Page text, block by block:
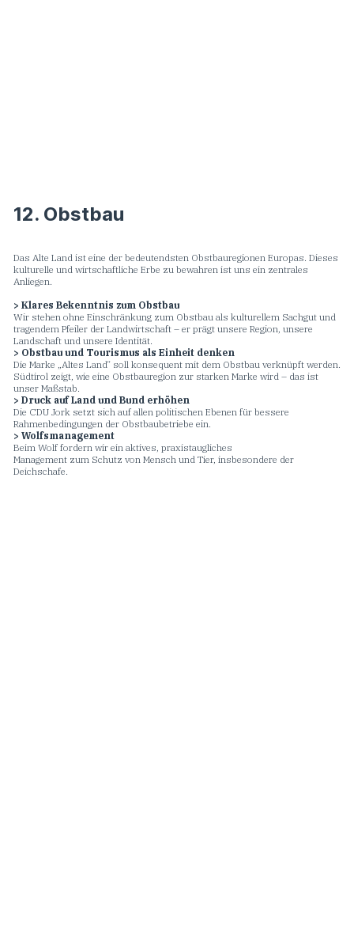
12. Obstbau
Das Alte Land ist eine der bedeutendsten Obstbauregionen Europas. Dieses
kulturelle und wirtschaftliche Erbe zu bewahren ist uns ein zentrales
Anliegen.
> Klares Bekenntnis zum Obstbau
Wir stehen ohne Einschränkung zum Obstbau als kulturellem Sachgut und
tragendem Pfeiler der Landwirtschaft – er prägt unsere Region, unsere
Landschaft und unsere Identität.
> Obstbau und Tourismus als Einheit denken
Die Marke „Altes Land“ soll konsequent mit dem Obstbau verknüpft werden.
Südtirol zeigt, wie eine Obstbauregion zur starken Marke wird – das ist
unser Maßstab.
> Druck auf Land und Bund erhöhen
Die CDU Jork setzt sich auf allen politischen Ebenen für bessere
Rahmenbedingungen der Obstbaubetriebe ein.
> Wolfsmanagement
Beim Wolf fordern wir ein aktives, praxistaugliches
Management zum Schutz von Mensch und Tier, insbesondere der
Deichschafe.